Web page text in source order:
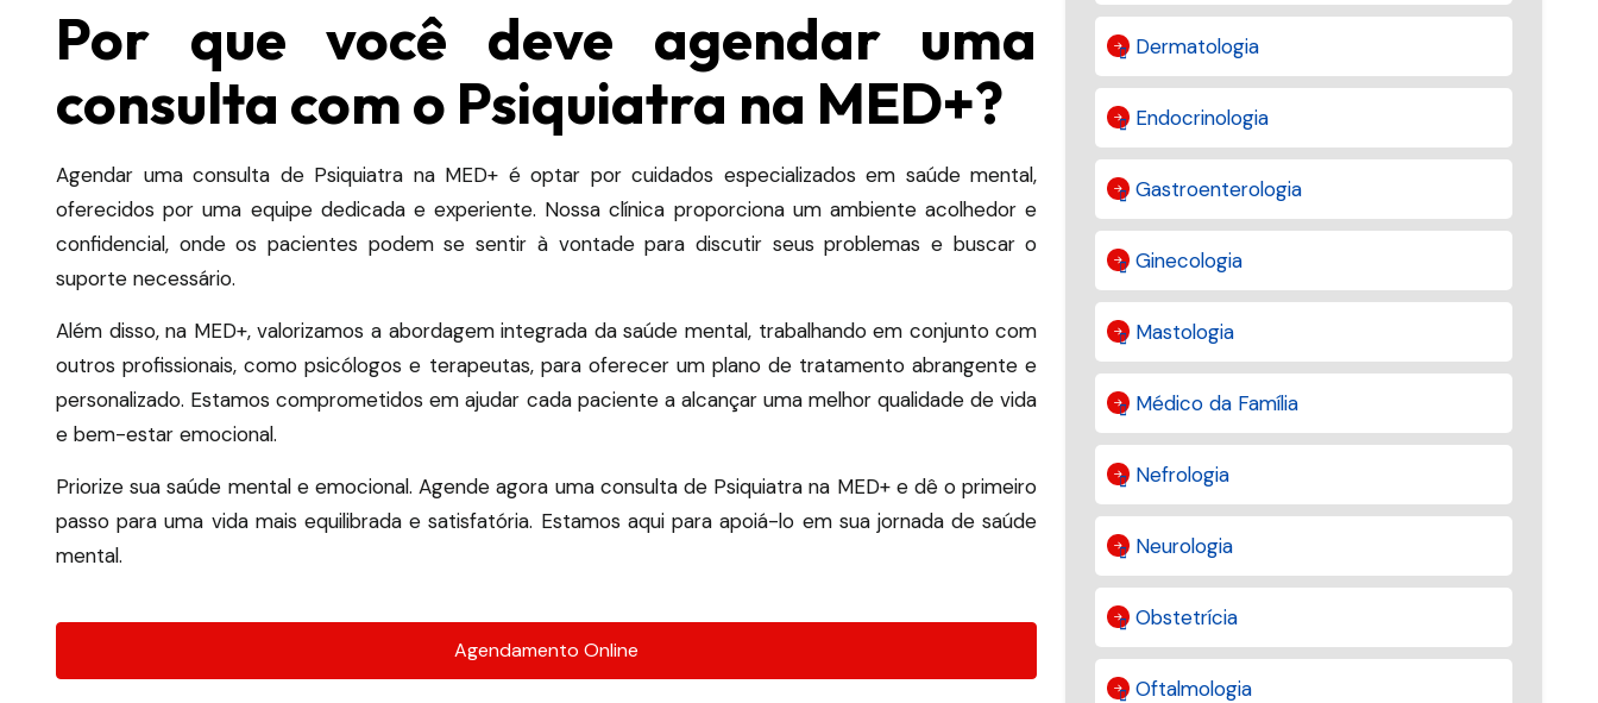
Por que você deve agendar uma
consulta com o Psiquiatra na MED+?
Agendar uma consulta de Psiquiatra na MED+ é optar por cuidados especializados em saúde mental,
oferecidos por uma equipe dedicada e experiente. Nossa clínica proporciona um ambiente acolhedor e
confidencial, onde os pacientes podem se sentir à vontade para discutir seus problemas e buscar o
suporte necessário.
Além disso, na MED+, valorizamos a abordagem integrada da saúde mental, trabalhando em conjunto com
outros profissionais, como psicólogos e terapeutas, para oferecer um plano de tratamento abrangente e
personalizado. Estamos comprometidos em ajudar cada paciente a alcançar uma melhor qualidade de vida
e bem-estar emocional.
Priorize sua saúde mental e emocional.Agende agora uma consulta de Psiquiatra na MED+ e dê o primeiro
passo para uma vida mais equilibrada e satisfatória. Estamos aqui para apoiá-lo em sua jornada de saúde
mental.
Agendamento Online
Dermatologia
Endocrinologia
Gastroenterologia
Ginecologia
Mastologia
Médico da Família
Nefrologia
Neurologia
Obstetrícia
Oftalmologia